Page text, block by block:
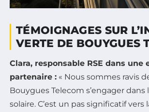
TÉMOIGNAGES SUR
VERTE DE BOUYGUES
Clara, responsable RSE dans une
partenaire : « Nous sommes ravis
Bouygues Telecom s’engager dans
solaire. C’est un pas significatif vers